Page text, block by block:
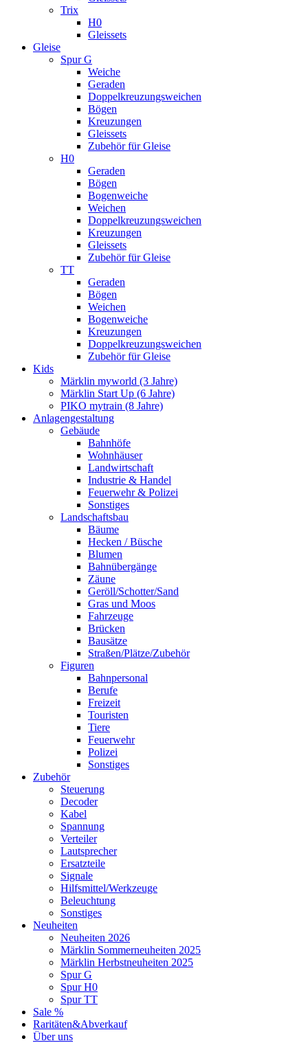
Trix
H0
Gleissets
Gleise
Spur G
Weiche
Geraden
Doppelkreuzungsweichen
Bögen
Kreuzungen
Gleissets
Zubehör für Gleise
H0
Geraden
Bögen
Bogenweiche
Weichen
Doppelkreuzungsweichen
Kreuzungen
Gleissets
Zubehör für Gleise
TT
Geraden
Bögen
Weichen
Bogenweiche
Kreuzungen
Doppelkreuzungsweichen
Zubehör für Gleise
Kids
Märklin myworld (3 Jahre)
Märklin Start Up (6 Jahre)
PIKO mytrain (8 Jahre)
Anlagengestaltung
Gebäude
Bahnhöfe
Wohnhäuser
Landwirtschaft
Industrie & Handel
Feuerwehr & Polizei
Sonstiges
Landschaftsbau
Bäume
Hecken / Büsche
Blumen
Bahnübergänge
Zäune
Geröll/Schotter/Sand
Gras und Moos
Fahrzeuge
Brücken
Bausätze
Straßen/Plätze/Zubehör
Figuren
Bahnpersonal
Berufe
Freizeit
Touristen
Tiere
Feuerwehr
Polizei
Sonstiges
Zubehör
Steuerung
Decoder
Kabel
Spannung
Verteiler
Lautsprecher
Ersatzteile
Signale
Hilfsmittel/Werkzeuge
Beleuchtung
Sonstiges
Neuheiten
Neuheiten 2026
Märklin Sommerneuheiten 2025
Märklin Herbstneuheiten 2025
Spur G
Spur H0
Spur TT
Sale %
Raritäten&Abverkauf
Über uns